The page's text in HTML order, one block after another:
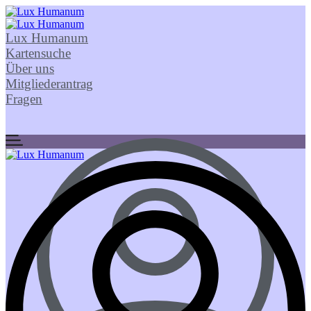
Lux Humanum
Kartensuche
Über uns
Mitgliederantrag
Fragen